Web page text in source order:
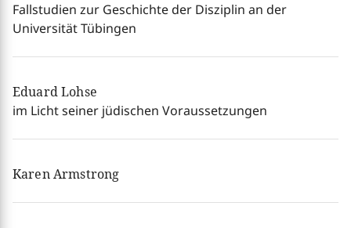
Fallstudien zur Geschichte der Disziplin an der
Universität Tübingen
Eduard Lohse
im Licht seiner jüdischen Voraussetzungen
Karen Armstrong